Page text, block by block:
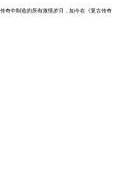
奇中制造的所有激情岁月，如今在《复古传奇